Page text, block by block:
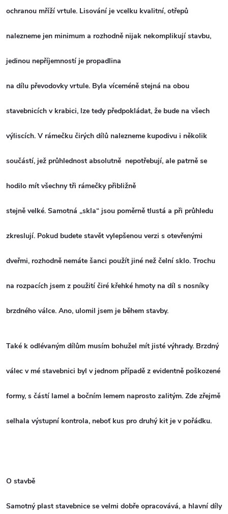
ochranou mříží vrtule. Lisování je vcelku kvalitní, otřepů
nalezneme jen minimum a rozhodně nijak nekomplikují stavbu,
jedinou nepříjemností je propadlina
na dílu převodovky vrtule. Byla víceméně stejná na obou
stavebnicích v krabici, lze tedy předpokládat, že bude na všech
výliscích. V rámečku čirých dílů nalezneme kupodivu i několik
součástí, jež průhlednost absolutně nepotřebují, ale patrně se
hodilo mít všechny tři rámečky přibližně
stejně velké. Samotná „skla“ jsou poměrně tlustá a při průhledu
zkreslují. Pokud budete stavět vylepšenou verzi s otevřenými
dveřmi, rozhodně nemáte šanci použít jiné než čelní sklo. Trochu
na rozpacích jsem z použití čiré křehké hmoty na díl s nosníky
brzdného válce. Ano, ulomil jsem je během stavby.
Také k odlévaným dílům musím bohužel mít jisté výhrady. Brzdný
válec v mé stavebnici byl v jednom případě z evidentně poškozené
formy, s částí lamel a bočním lemem naprosto zalitým. Zde zřejmě
selhala výstupní kontrola, neboť kus pro druhý kit je v pořádku.
O stavbě
Samotný plast stavebnice se velmi dobře opracovává, a hlavní díly